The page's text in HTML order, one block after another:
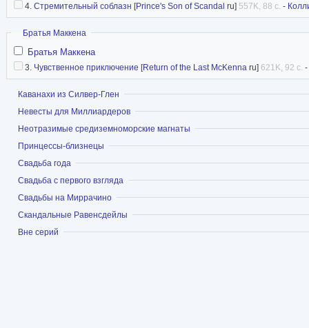
4. Стремительный соблазн [Prince's Son of Scandal ru] 557K, 88 с. -
Скрыть
Братья Маккена
Братья Маккена
3. Чувственное приключение [Return of the Last McKenna ru] 621K, 92 с. -
Показать
Каванахи из Силвер-Глен
Показать
Невесты для Миллиардеров
Показать
Неотразимые средиземноморские магнаты
Показать
Принцессы-близнецы
Показать
Свадьба года
Показать
Свадьба с первого взгляда
Показать
Свадьбы на Миррачино
Показать
Скандальные Равенсдейлы
Показать
Вне серий